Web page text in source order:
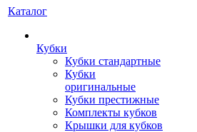
Каталог
Кубки
Кубки стандартные
Кубки
оригинальные
Кубки престижные
Комплекты кубков
Крышки для кубков